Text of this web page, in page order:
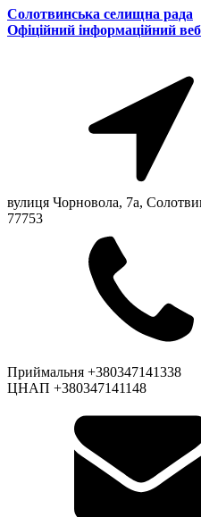
Солотвинська селищна рада
Офіційний інформаційний
вулиця Чорновола, 7a,
77753
Приймальня +380347141338
ЦНАП +380347141148